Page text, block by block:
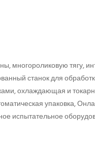
многороликовую тягу,
станок для
охлаждающая и
упаковка,
испытательное